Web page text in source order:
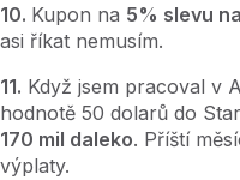
10. Kupon na 5% slevu
asi říkat nemusím.
11. Když jsem pracoval v
hodnotě 50 dolarů do
170 mil daleko. Příští
výplaty.